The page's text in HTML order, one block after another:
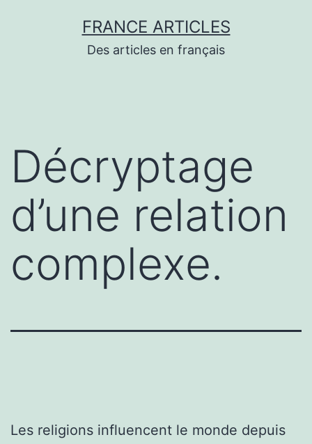
FRANCE ARTICLES
Des articles en français
Décryptage
d’une relation
complexe.
Les religions influencent le monde depuis